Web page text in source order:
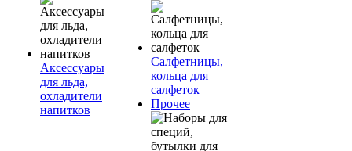
Аксессуары
для льда,
охладители
напитков
Салфетницы,
кольца для
салфеток
Прочее